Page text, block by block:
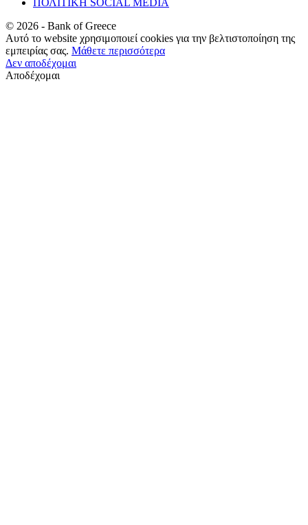
© 2026 - Bank of Greece
Αυτό το website χρησιμοποιεί cookies για την βελτιστοποίηση της
εμπειρίας σας. Μάθετε περισσότερα
Δεν αποδέχομαι
Αποδέχομαι